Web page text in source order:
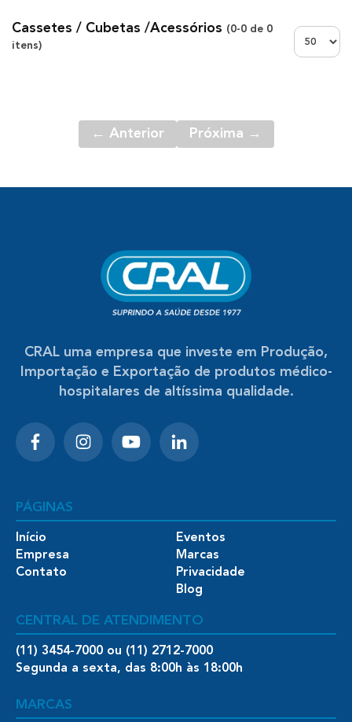
Cassetes / Cubetas /Acessórios (0-0 de 0
itens)
Exibir:
← Anterior Próxima →
CRAL uma empresa que investe em Produção,
Importação e Exportação de produtos médico-
hospitalares de altíssima qualidade.
PÁGINAS
Início
Empresa
Contato
Eventos
Marcas
Privacidade
Blog
CENTRAL DE ATENDIMENTO
(11) 3454-7000 ou (11) 2712-7000
Segunda a sexta, das 8:00h às 18:00h
MARCAS